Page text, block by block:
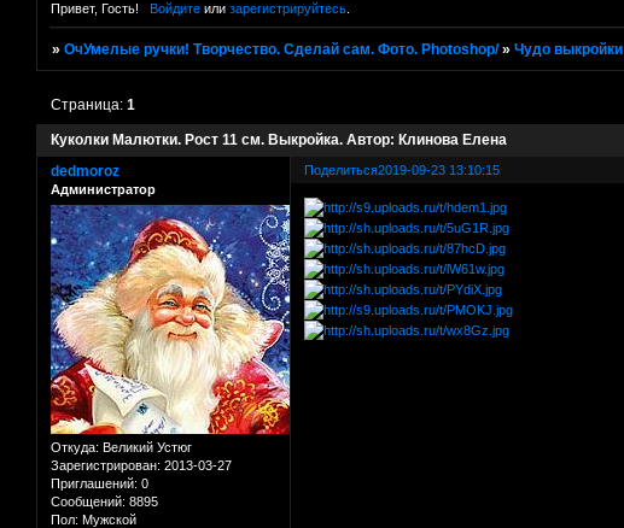
Привет, Гость! Войдитеили зарегистрируйтесь.
»ОчУмелые ручки! Творчество. Сделай сам. Фото. Photoshop/ »Чудо выкройки
Куколки Малютки. Рост 11 см. Выкройка. Автор: Клинова Елена
Страница:1
Поделиться2019-09-23 13:10:15
dedmoroz
Администратор
Откуда: Великий Устюг
Зарегистрирован: 2013-03-27
Приглашений: 0
Сообщений: 8895
Пол: Мужской